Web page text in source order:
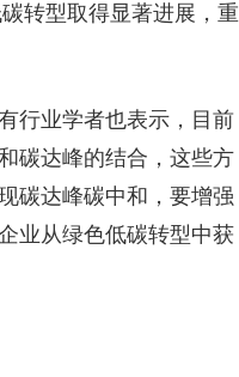
转型取得显著进展，重
行业学者也表示，目前
碳达峰的结合，这些方
碳达峰碳中和，要增强
业从绿色低碳转型中获